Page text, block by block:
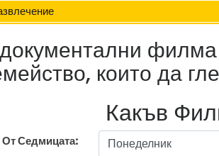
филма
които да
Какъв
Седмицата: